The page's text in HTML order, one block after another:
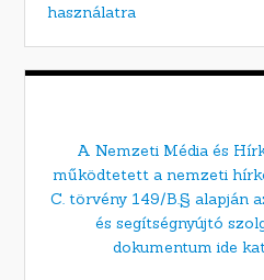
használatra
A Nemzeti Média és
működtetett a nemzeti
C. törvény 149/B.§ alapján
és segítségnyújtó
dokumentum ide